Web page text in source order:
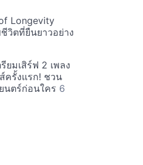
Longevity
วิตที่ยืนยาวอย่าง
ยมเสิร์ฟ 2 เพลง
ครั้งแรก! ชวน
นตร์ก่อนใคร 6